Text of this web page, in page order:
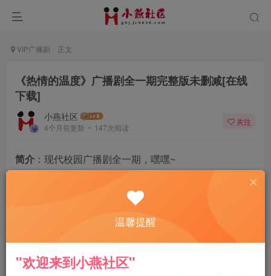
VIP广播剧 正文
《热情的温度》广播剧全一期完整版未删减[在线
下载]
小燕社区
4个月前更新 147次阅读
关注
简介 ：现代校园广播剧全一期，嘿嘿~
温馨提醒
"欢迎来到小燕社区"